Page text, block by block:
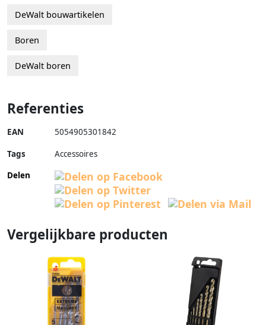
DeWalt bouwartikelen
Boren
DeWalt boren
Referenties
EAN 5054905301842
Tags
Accessoires
Delen
Vergelijkbare producten